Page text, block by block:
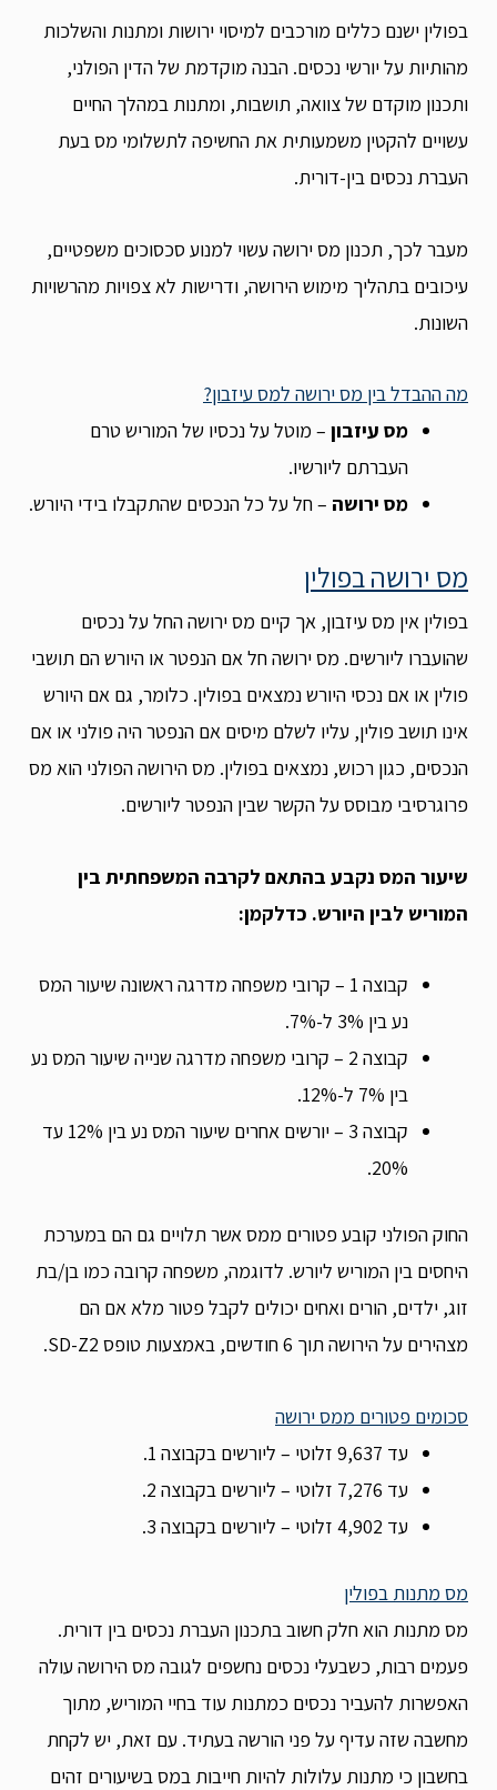
בפולין ישנם כללים מורכבים למיסוי ירושות ומתנות והשלכות
מהותיות על יורשי נכסים. הבנה מוקדמת של הדין הפולני,
ותכנון מוקדם של צוואה, תושבות, ומתנות במהלך החיים
עשויים להקטין משמעותית את החשיפה לתשלומי מס בעת
העברת נכסים בין-דורית.
מעבר לכך, תכנון מס ירושה עשוי למנוע סכסוכים משפטיים,
עיכובים בתהליך מימוש הירושה, ודרישות לא צפויות מהרשויות
השונות.
מה ההבדל בין מס ירושה למס עיזבון?
מס עיזבון – מוטל על נכסיו של המוריש טרם
העברתם ליורשיו.
מס ירושה – חל על כל הנכסים שהתקבלו בידי היורש.
מס ירושה בפולין
בפולין אין מס עיזבון, אך קיים מס ירושה החל על נכסים
שהועברו ליורשים. מס ירושה חל אם הנפטר או היורש הם תושבי
פולין או אם נכסי היורש נמצאים בפולין. כלומר, גם אם היורש
אינו תושב פולין, עליו לשלם מיסים אם הנפטר היה פולני או אם
הנכסים, כגון רכוש, נמצאים בפולין. מס הירושה הפולני הוא מס
פרוגרסיבי מבוסס על הקשר שבין הנפטר ליורשים.
שיעור המס נקבע בהתאם לקרבה המשפחתית בין
המוריש לבין היורש. כדלקמן:
קבוצה 1 – קרובי משפחה מדרגה ראשונה שיעור המס
נע בין 3% ל-7%.
קבוצה 2 – קרובי משפחה מדרגה שנייה שיעור המס נע
בין 7% ל-12%.
קבוצה 3 – יורשים אחרים שיעור המס נע בין 12% עד
20%.
החוק הפולני קובע פטורים ממס אשר תלויים גם הם במערכת
היחסים בין המוריש ליורש. לדוגמה, משפחה קרובה כמו בן/בת
זוג, ילדים, הורים ואחים יכולים לקבל פטור מלא אם הם
מצהירים על הירושה תוך 6 חודשים, באמצעות טופס SD-Z2.
סכומים פטורים ממס ירושה
עד 9,637 זלוטי – ליורשים בקבוצה 1.
עד 7,276 זלוטי – ליורשים בקבוצה 2.
עד 4,902 זלוטי – ליורשים בקבוצה 3.
מס מתנות בפולין
מס מתנות הוא חלק חשוב בתכנון העברת נכסים בין דורית.
פעמים רבות, כשבעלי נכסים נחשפים לגובה מס הירושה עולה
האפשרות להעביר נכסים כמתנות עוד בחיי המוריש, מתוך
מחשבה שזה עדיף על פני הורשה בעתיד. עם זאת, יש לקחת
בחשבון כי מתנות עלולות להיות חייבות במס בשיעורים זהים